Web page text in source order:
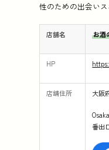
性のための出会い
店舗名 お酒
HP
店舗住所 大阪
番出